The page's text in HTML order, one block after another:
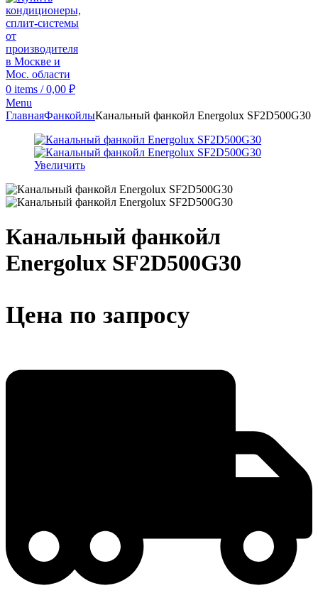
0 items / 0,00 ₽
Menu
ГлавнаяФанкойлыКанальный фанкойл Energolux SF2D500G30
Увеличить
Канальный фанкойл
Energolux SF2D500G30
Цена по запросу